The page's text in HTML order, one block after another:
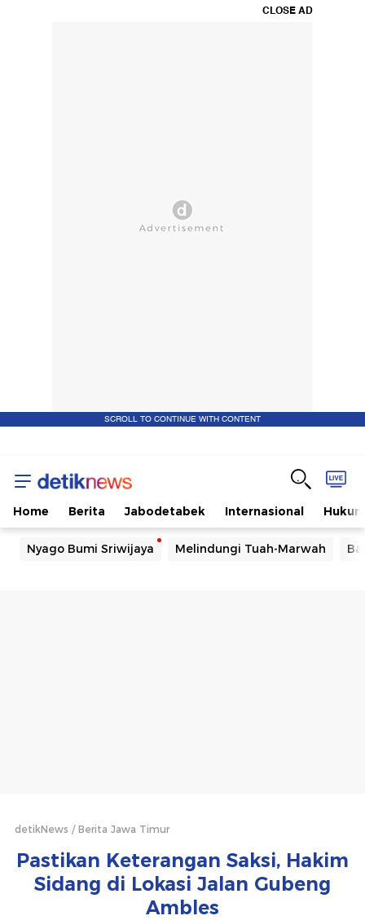
CLOSE AD
SCROLL TO CONTINUE WITH CONTENT
Home Berita Jabodetabek Internasional Hukum
Nyago Bumi Sriwijaya Melindungi Tuah-Marwah
detikNews Berita Jawa Timur
Pastikan Keterangan Saksi, Hakim
Sidang di Lokasi Jalan Gubeng
Ambles